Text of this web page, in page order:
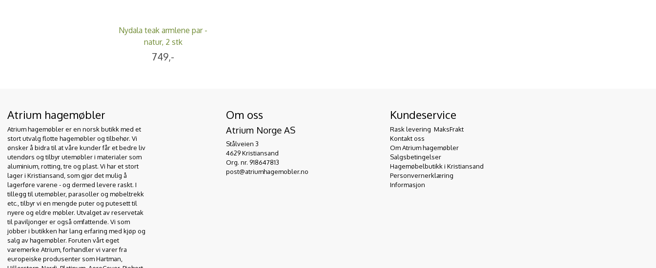
Nydala teak armlene par -
natur, 2 stk
749,-
Atrium hagemøbler
Atrium hagemøbler er en norsk butikk med et
stort utvalg flotte hagemøbler og tilbehør. Vi
ønsker å bidra til at våre kunder får et bedre liv
utendørs og tilbyr utemøbler i materialer som
aluminium, rotting, tre og plast. Vi har et stort
lager i Kristiansand, som gjør det mulig å
lagerføre varene - og dermed levere raskt. I
tillegg til utemøbler, parasoller og møbeltrekk
etc., tilbyr vi en mengde puter og putesett til
nyere og eldre møbler. Utvalget av reservetak
til paviljonger er også omfattende. Vi som
jobber i butikken har lang erfaring med kjøp og
salg av hagemøbler. Foruten vårt eget
varemerke Atrium, forhandler vi varer fra
europeiske produsenter som Hartman,
Om oss
Atrium Norge AS
Stålveien 3
4629 Kristiansand
Org. nr. 918647813
post@atriumhagemobler.no
Kundeservice
Rask levering  MaksFrakt
Kontakt oss
Om Atrium hagemøbler
Salgsbetingelser
Hagemøbelbutikk i Kristiansand
Personvernerklæring
Informasjon